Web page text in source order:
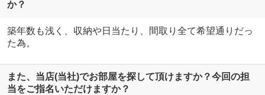
か？
築年数も浅く、収納や日当たり、間取り全て希望通りだっ
た為。
また、当店(当社)でお部屋を探して頂けますか？今回の担
当をご指名いただけますか？